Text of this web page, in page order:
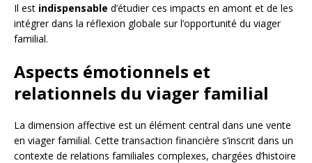
Il est indispensable d’étudier ces impacts en amont et de les
intégrer dans la réflexion globale sur l’opportunité du viager
familial.
Aspects émotionnels et
relationnels du viager familial
La dimension affective est un élément central dans une vente
en viager familial. Cette transaction financière s’inscrit dans un
contexte de relations familiales complexes, chargées d’histoire